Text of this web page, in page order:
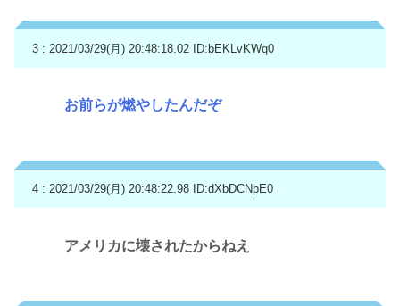
3 : 2021/03/29(月) 20:48:18.02 ID:bEKLvKWq0
お前らが燃やしたんだぞ
4 : 2021/03/29(月) 20:48:22.98 ID:dXbDCNpE0
アメリカに壊されたからねえ